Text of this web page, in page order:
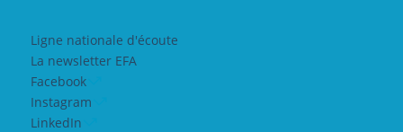
Ligne nationale d'écoute
La newsletter EFA
Facebook
Instagram
LinkedIn